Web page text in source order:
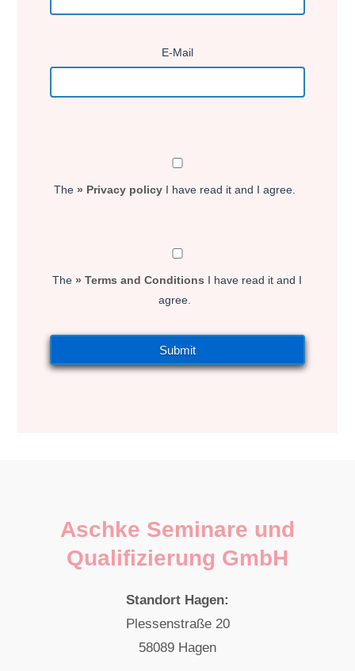
E-Mail
The » Privacy policyI have read it and I agree.
The» Terms and Conditions I have read it and I
agree.
Aschke Seminare und
Qualifizierung GmbH
Standort Hagen:
Plessenstraße 20
58089 Hagen